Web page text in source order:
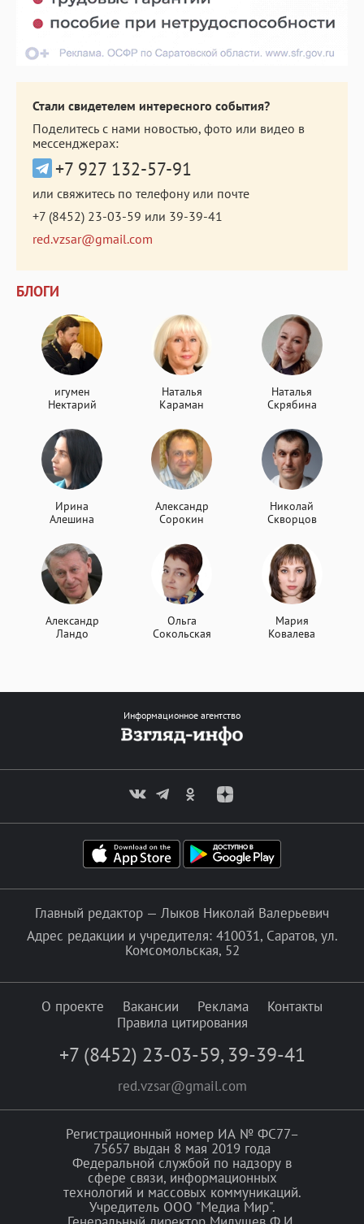
Стали свидетелем интересного события?
Поделитесь с нами новостью, фото или видео в
мессенджерах:
+7 927 132-57-91
или свяжитесь по телефону или почте
+7 (8452) 23-03-59 или 39-39-41
red.vzsar@gmail.com
БЛОГИ
игумен
Нектарий
Наталья
Караман
Наталья
Скрябина
Ирина
Алешина
Александр
Сорокин
Николай
Скворцов
Александр
Ландо
Ольга
Сокольская
Мария
Ковалева
Информационное агентство
Главный редактор — Лыков Николай Валерьевич
Адрес редакции и учредителя: 410031, Саратов, ул.
Комсомольская, 52
О проекте Вакансии Реклама
Контакты
Правила цитирования
+7 (8452) 23-03-59, 39-39-41
red.vzsar@gmail.com
Регистрационный номер ИА № ФС77–
75657 выдан 8 мая 2019 года
Федеральной службой по надзору в
сфере связи, информационных
технологий и массовых коммуникаций.
Учредитель ООО "Медиа Мир".